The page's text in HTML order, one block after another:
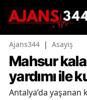
Ajans344 | Asayiş
Mahsur
yardımı ile
Antalya’da